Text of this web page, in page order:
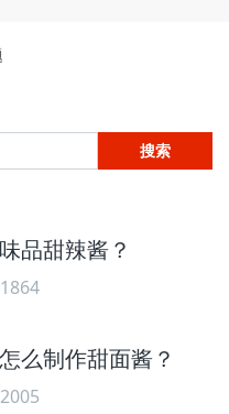
搜索
品甜辣酱？
么制作甜面酱？